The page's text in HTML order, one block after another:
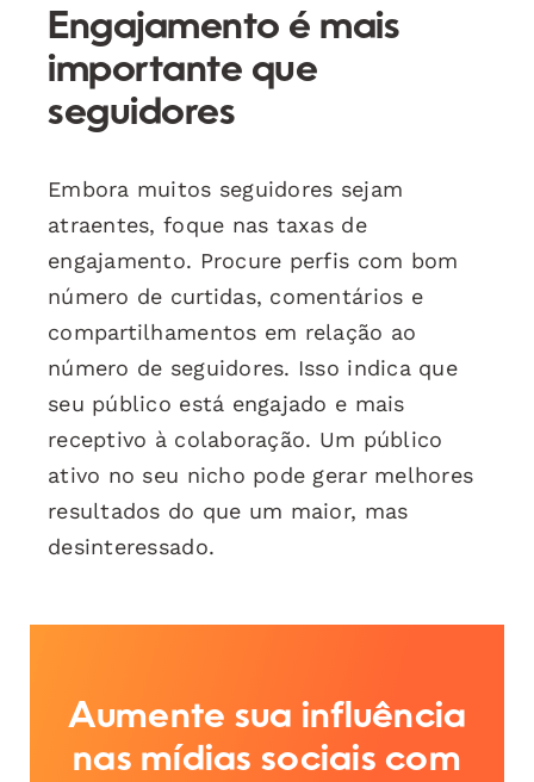
Engajamento é mais
importante que
seguidores
Embora muitos seguidores sejam
atraentes, foque nas taxas de
engajamento. Procure perfis com bom
número de curtidas, comentários e
compartilhamentos em relação ao
número de seguidores. Isso indica que
seu público está engajado e mais
receptivo à colaboração. Um público
ativo no seu nicho pode gerar melhores
resultados do que um maior, mas
desinteressado.
Aumente sua influência
nas mídias sociais com